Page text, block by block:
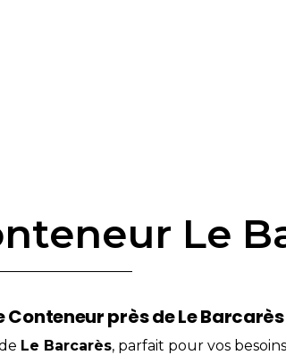
Le
près de Le Barcarès
Le Barcarès, parfait pour vos